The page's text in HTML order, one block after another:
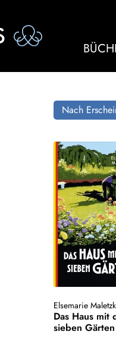
Nach
Elsemarie
Das Haus mit
sieben Gärten